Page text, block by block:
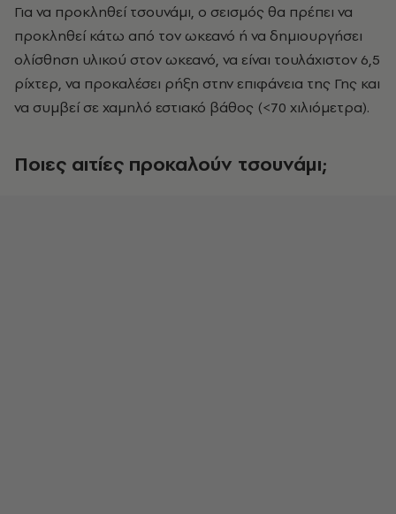
Για να προκληθεί τσουνάμι, ο σεισμός θα πρέπει να
προκληθεί κάτω από τον ωκεανό ή να δημιουργήσει
ολίσθηση υλικού στον ωκεανό, να είναι τουλάχιστον 6,5
ρίχτερ, να προκαλέσει ρήξη στην επιφάνεια της Γης και
να συμβεί σε χαμηλό εστιακό βάθος (<70 χιλιόμετρα).
Ποιες αιτίες προκαλούν τσουνάμι;